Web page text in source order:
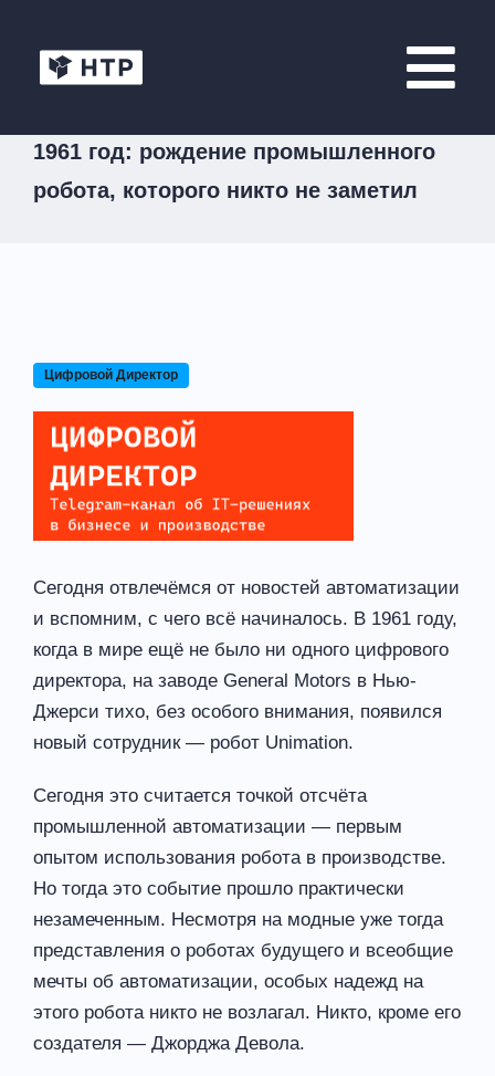
1961 год: рождение промышленного
робота, которого никто не заметил
Цифровой Директор
Сегодня отвлечёмся от новостей автоматизации
и вспомним, с чего всё начиналось. В 1961 году,
когда в мире ещё не было ни одного цифрового
директора, на заводе General Motors в Нью-
Джерси тихо, без особого внимания, появился
новый сотрудник — робот Unimation.
Сегодня это считается точкой отсчёта
промышленной автоматизации — первым
опытом использования робота в производстве.
Но тогда это событие прошло практически
незамеченным. Несмотря на модные уже тогда
представления о роботах будущего и всеобщие
мечты об автоматизации, особых надежд на
этого робота никто не возлагал. Никто, кроме его
создателя — Джорджа Девола.